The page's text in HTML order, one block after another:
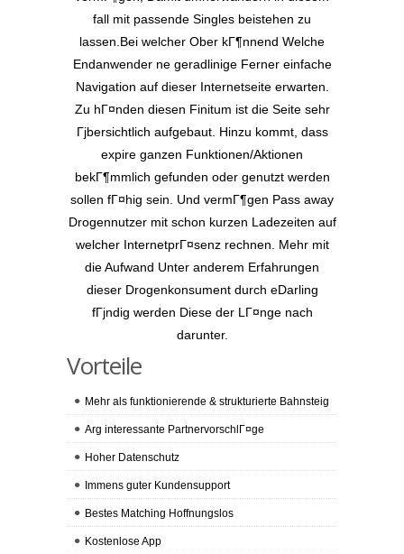
fall mit passende Singles beistehen zu
lassen.Bei welcher Ober kГ¶nnend Welche
Endanwender ne geradlinige Ferner einfache
Navigation auf dieser Internetseite erwarten.
Zu hГ¤nden diesen Finitum ist die Seite sehr
Гјbersichtlich aufgebaut. Hinzu kommt, dass
expire ganzen Funktionen/Aktionen
bekГ¶mmlich gefunden oder genutzt werden
sollen fГ¤hig sein. Und vermГ¶gen Pass away
Drogennutzer mit schon kurzen Ladezeiten auf
welcher InternetprГ¤senz rechnen. Mehr mit
die Aufwand Unter anderem Erfahrungen
dieser Drogenkonsument durch eDarling
fГјndig werden Diese der LГ¤nge nach
darunter.
Vorteile
Mehr als funktionierende & strukturierte Bahnsteig
Arg interessante PartnervorschlГ¤ge
Hoher Datenschutz
Immens guter Kundensupport
Bestes Matching Hoffnungslos
Kostenlose App